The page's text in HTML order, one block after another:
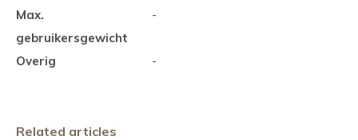
Max.
gebruikersgewicht
-
Overig -
Related articles